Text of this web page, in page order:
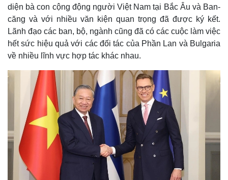
Thế giới
Quan sát
Cuộc sống đó đây
Hồ sơ
Multimedia
Video
Ảnh
E-Magazine
Infographic
diện bà con cộng động người Việt Nam tại Bắc Âu và Ban-
căng và với nhiều văn kiện quan trọng đã được ký kết.
Lãnh đạo các ban, bộ, ngành cũng đã có các cuộc làm việc
hết sức hiệu quả với các đối tác của Phần Lan và Bulgaria
về nhiều lĩnh vực hợp tác khác nhau.